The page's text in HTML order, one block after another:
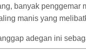
banyak
manis yang
adegan ini